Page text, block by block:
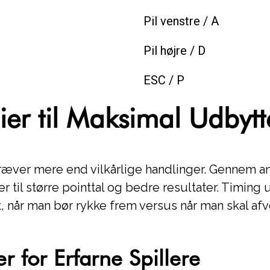
Pil venstre / A
Pil højre / D
ESC / P
til Maksimal
mere end vilkårlige handlinger. Gennem
til større pointtal og bedre resultater. Timing
man bør rykke frem versus når man skal
for Erfarne Spillere